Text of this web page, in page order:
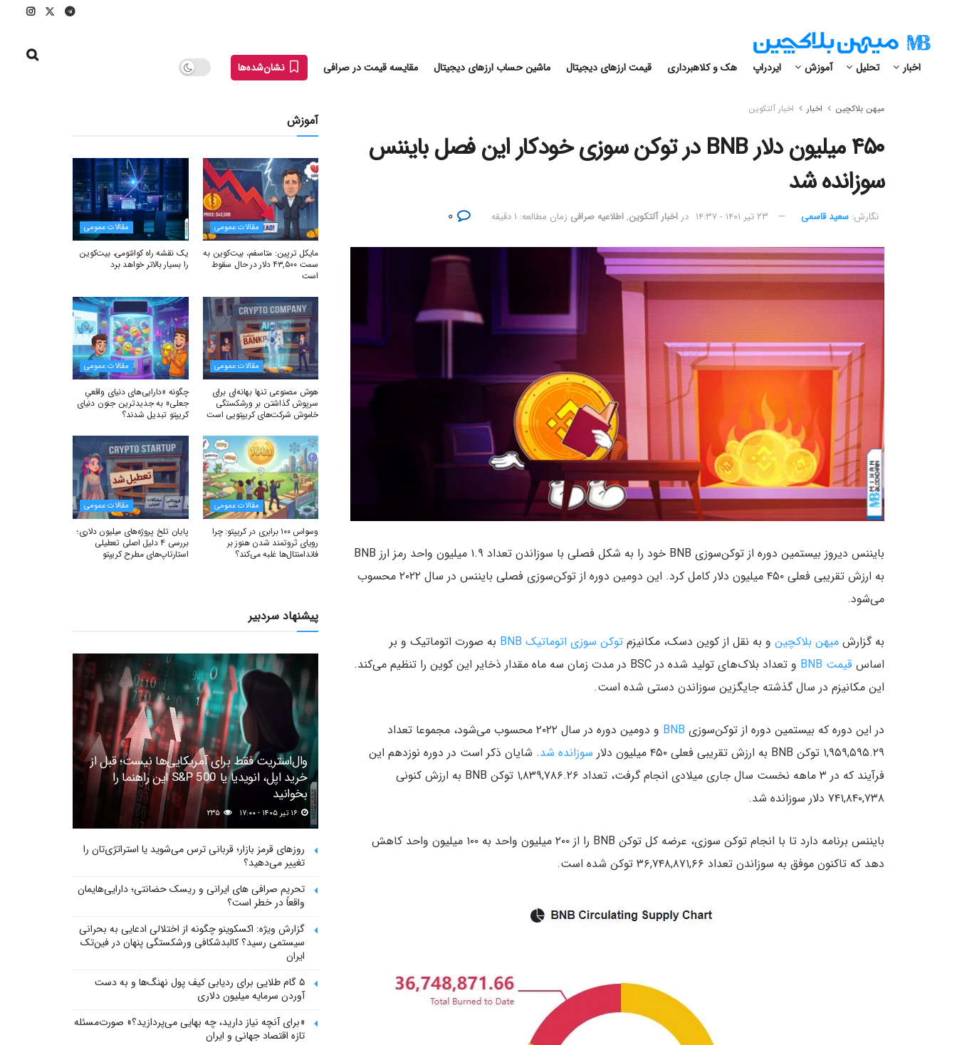
اخبار تحلیل آموزش ایردراپ هک و کلاهبرداری قیمت ارزهای دیجیتال ماشین حساب ارزهای دیجیتال مقایسه قیمت در صرافی نشان‌شده‌ها
میهن بلاکچین اخبار اخبار آلتکوین
۴۵۰ میلیون دلار BNB در توکن سوزی خودکار این فصل بایننس
سوزانده شد
نگارش:‌ سعید قاسمی ۲۳ تیر ۱۴۰۱ - ۱۴:۳۷ در اخبار آلتکوین,اطلاعیه صرافی زمان مطالعه: ۱ دقیقه
بایننس دیروز بیستمین دوره از توکن‌سوزی BNB خود را به شکل فصلی با سوزاندن تعداد ۱.۹ میلیون واحد رمز ارز BNB
به ارزش تقریبی فعلی ۴۵۰ میلیون دلار کامل کرد. این دومین دوره از توکن‌سوزی فصلی بایننس در سال ۲۰۲۲ محسوب
می‌شود.
به گزارش میهن بلاکچین و به نقل از کوین دسک، مکانیزم توکن سوزی اتوماتیک BNB
به صورت اتوماتیک و بر
اساس قیمت BNB
و تعداد بلاک‌های تولید شده در BSC در مدت زمان سه ماه مقدار ذخایر این کوین را تنظیم می‌کند.
این مکانیزم در سال گذشته جایگزین سوزاندن دستی شده است.
در این دوره که بیستمین دوره از توکن‌سوزی BNB
و دومین دوره در سال ۲۰۲۲ محسوب می‌شود، مجموعا تعداد
۱,۹۵۹,۵۹۵.۲۹ توکن BNB به ارزش تقریبی فعلی ۴۵۰ میلیون دلار
سوزانده شد. شایان ذکر است در دوره نوزدهم این
فرآیند که در ۳ ماهه نخست سال جاری میلادی انجام گرفت، تعداد ۱,۸۳۹,۷۸۶.۲۶ توکن BNB به ارزش کنونی
۷۴۱,۸۴۰,۷۳۸ دلار سوزانده شد.
بایننس برنامه دارد تا با انجام توکن سوزی، عرضه کل توکن BNB را از ۲۰۰ میلیون واحد به ۱۰۰ میلیون واحد کاهش
دهد که تاکنون موفق به سوزاندن تعداد ۳۶,۷۴۸,۸۷۱,۶۶ توکن شده است.
آموزش
مقالات عمومی
مایکل ترپین: متاسفم، بیت‌کوین به
سمت ۴۳,۵۰۰ دلار در حال سقوط
است
مقالات عمومی
یک نقشه راه کوانتومی، بیت‌کوین
را بسیار بالاتر خواهد برد
مقالات عمومی
هوش مصنوعی تنها بهانه‌ای برای
سرپوش گذاشتن بر ورشکستگی
خاموش شرکت‌های کریپتویی است
مقالات عمومی
چگونه «دارایی‌های دنیای واقعیِ
جعلی» به جدیدترین جنون دنیای
کریپتو تبدیل شدند؟
مقالات عمومی
وسواس ۱۰۰ برابری در کریپتو: چرا
رویای ثروتمند شدن هنوز بر
فاندامنتال‌ها غلبه می‌کند؟
مقالات عمومی
پایان تلخ پروژه‌های میلیون دلاری؛
بررسی ۴ دلیل اصلی تعطیلی
استارتاپ‌های مطرح کریپتو
پیشنهاد سردبیر
وال‌استریت فقط برای آمریکایی‌ها نیست؛ قبل از
خرید اپل، انویدیا یا S&P 500 این راهنما را
بخوانید
روزهای قرمز بازار؛ قربانی ترس می‌شوید یا استراتژی‌تان را
تغییر می‌دهید؟
تحریم صرافی های ایرانی و ریسک حضانتی؛ دارایی‌هایمان
واقعاً در خطر است؟
گزارش ویژه: اکسکوینو چگونه از اختلالی ادعایی به بحرانی
سیستمی رسید؟ کالبدشکافی ورشکستگی پنهان در فین‌تک
ایران
۵ گام طلایی برای ردیابی کیف پول‌ نهنگ‌ها و به دست
آوردن سرمایه میلیون دلاری
«برای آنچه نیاز دارید، چه بهایی می‌پردازید؟» صورت‌مسئله
تازه اقتصاد جهانی و ایران